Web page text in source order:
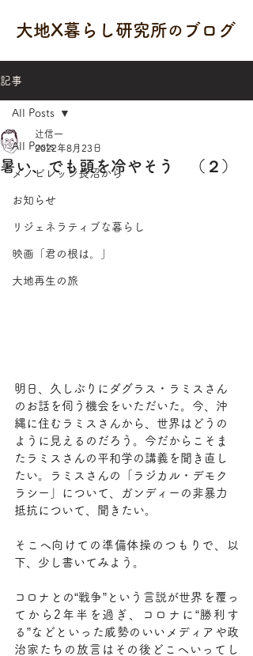
大地X暮らし研究所の ブログ
記事
All Posts
メノビレッジ長沼から
お知らせ
リジェネラティブな暮らし
映画「君の根は。」
大地再生の旅
All Posts
暑い、でも頭を冷やそう （２）
辻信一
2022年8月23日
明日、久しぶりにダグラス・ラミスさん
のお話を伺う機会をいただいた。今、沖
縄に住むラミスさんから、世界はどうの
ように見えるのだろう。今だからこそま
たラミスさんの平和学の講義を聞き直し
たい。ラミスさんの「ラジカル・デモク
ラシー」について、ガンディーの非暴力
抵抗について、聞きたい。
そこへ向けての準備体操のつもりで、以
下、少し書いてみよう。
コロナとの“戦争”という言説が世界を覆っ
てから2年半を過ぎ、コロナに“勝利す
る”などといった威勢のいいメディアや政
治家たちの放言はその後どこへいってし